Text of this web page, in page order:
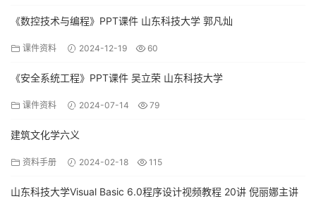
《数控技术与编程》PPT课件 山东科技大学 郭凡灿
课件资料 2024-12-19 60
《安全系统工程》PPT课件 吴立荣 山东科技大学
课件资料 2024-07-14 79
建筑文化学六义
资料手册 2024-02-18 115
山东科技大学Visual Basic 6.0程序设计视频教程 20讲 倪丽娜主讲